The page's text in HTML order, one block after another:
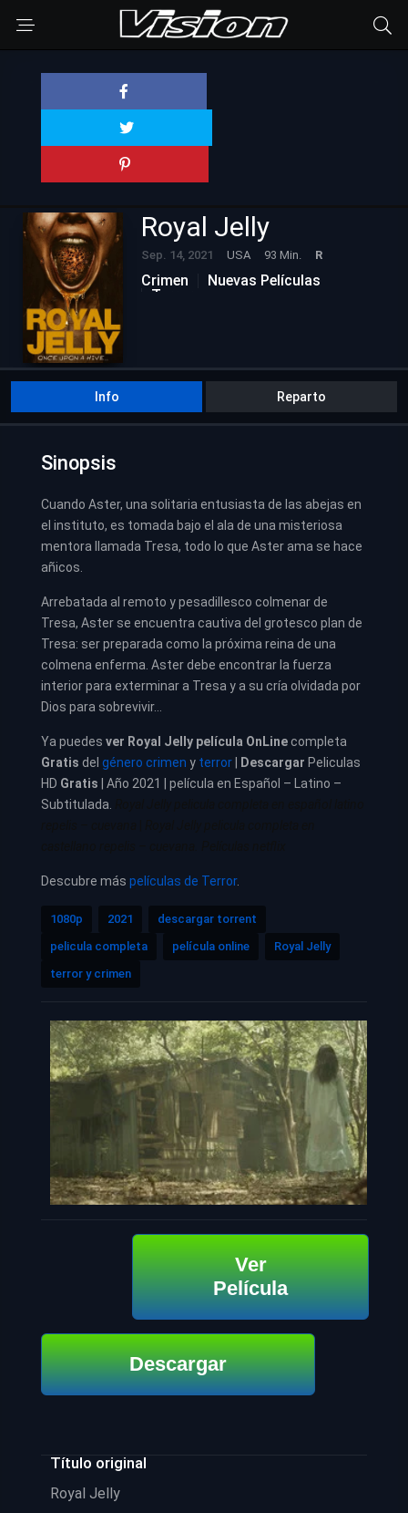
Royal Jelly
Sep. 14, 2021 USA 93 Min. R
Crimen
Nuevas Películas
Terror
Info Reparto
Sinopsis
Cuando Aster, una solitaria entusiasta de las abejas en
el instituto, es tomada bajo el ala de una misteriosa
mentora llamada Tresa, todo lo que Aster ama se hace
añicos.
Arrebatada al remoto y pesadillesco colmenar de
Tresa, Aster se encuentra cautiva del grotesco plan de
Tresa: ser preparada como la próxima reina de una
colmena enferma. Aster debe encontrar la fuerza
interior para exterminar a Tresa y a su cría olvidada por
Dios para sobrevivir…
Ya puedes ver Royal Jelly película OnLinecompleta
Gratis del género crimen y terror Descargar Peliculas
HD Gratis | Año 2021 | película en Español – Latino –
Subtitulada.
Descubre más películas de Terror.
1080p 2021
descargar torrent
pelicula completa
película online
Royal Jelly
terror y crimen
Ver
Película
Descargar
Título original
Royal Jelly